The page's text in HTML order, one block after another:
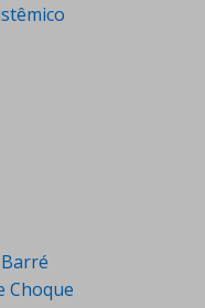
Choque